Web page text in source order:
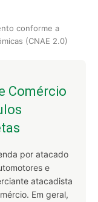
conforme a
(CNAE 2.0)
Comércio
por atacado
e
atacadista
Em geral,